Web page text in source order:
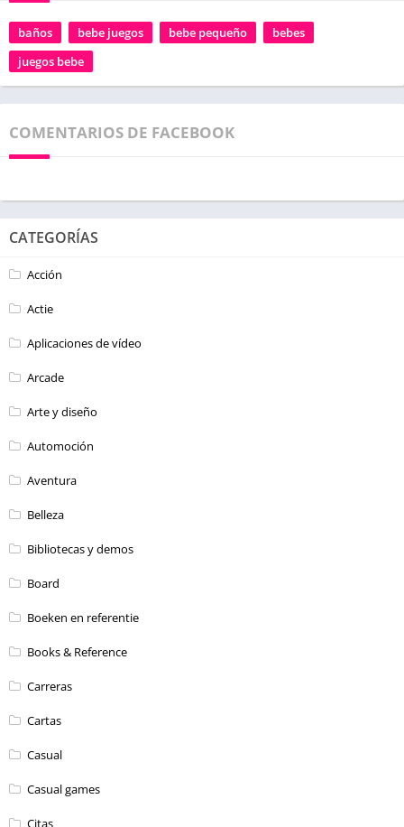
baños bebe juegos bebe pequeño
bebes
juegos bebe
COMENTARIOS DE FACEBOOK
CATEGORÍAS
Acción
Actie
Aplicaciones de vídeo
Arcade
Arte y diseño
Automoción
Aventura
Belleza
Bibliotecas y demos
Board
Boeken en referentie
Books & Reference
Carreras
Cartas
Casual
Casual games
Citas